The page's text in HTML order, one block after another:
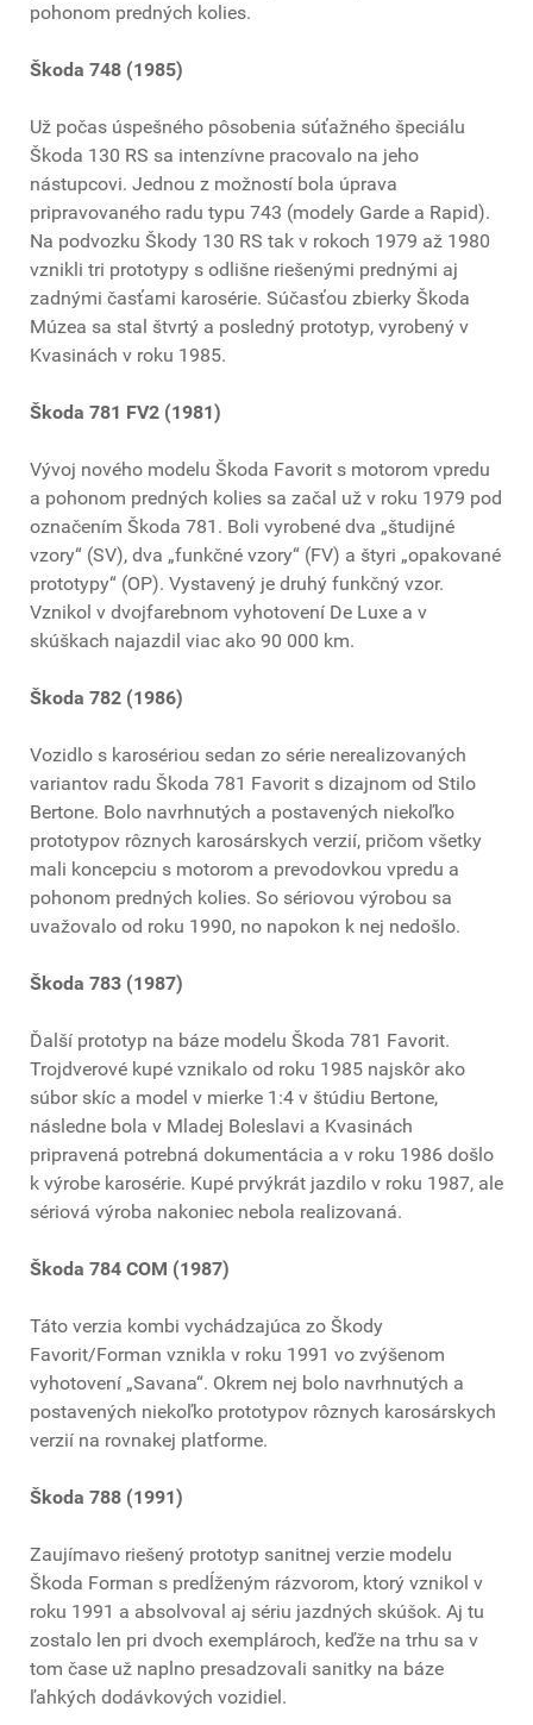
pohonom predných kolies.
Škoda 748 (1985)
Už počas úspešného pôsobenia súťažného špeciálu
Škoda 130 RS sa intenzívne pracovalo na jeho
nástupcovi. Jednou z možností bola úprava
pripravovaného radu typu 743 (modely Garde a Rapid).
Na podvozku Škody 130 RS tak v rokoch 1979 až 1980
vznikli tri prototypy s odlišne riešenými prednými aj
zadnými časťami karosérie. Súčasťou zbierky Škoda
Múzea sa stal štvrtý a posledný prototyp, vyrobený v
Kvasinách v roku 1985.
Škoda 781 FV2 (1981)
Vývoj nového modelu Škoda Favorit s motorom vpredu
a pohonom predných kolies sa začal už v roku 1979 pod
označením Škoda 781. Boli vyrobené dva „študijné
vzory“ (SV), dva „funkčné vzory“ (FV) a štyri „opakované
prototypy“ (OP). Vystavený je druhý funkčný vzor.
Vznikol v dvojfarebnom vyhotovení De Luxe a v
skúškach najazdil viac ako 90 000 km.
Škoda 782 (1986)
Vozidlo s karosériou sedan zo série nerealizovaných
variantov radu Škoda 781 Favorit s dizajnom od Stilo
Bertone. Bolo navrhnutých a postavených niekoľko
prototypov rôznych karosárskych verzií, pričom všetky
mali koncepciu s motorom a prevodovkou vpredu a
pohonom predných kolies. So sériovou výrobou sa
uvažovalo od roku 1990, no napokon k nej nedošlo.
Škoda 783 (1987)
Ďalší prototyp na báze modelu Škoda 781 Favorit.
Trojdverové kupé vznikalo od roku 1985 najskôr ako
súbor skíc a model v mierke 1:4 v štúdiu Bertone,
následne bola v Mladej Boleslavi a Kvasinách
pripravená potrebná dokumentácia a v roku 1986 došlo
k výrobe karosérie. Kupé prvýkrát jazdilo v roku 1987, ale
sériová výroba nakoniec nebola realizovaná.
Škoda 784 COM (1987)
Táto verzia kombi vychádzajúca zo Škody
Favorit/Forman vznikla v roku 1991 vo zvýšenom
vyhotovení „Savana“. Okrem nej bolo navrhnutých a
postavených niekoľko prototypov rôznych karosárskych
verzií na rovnakej platforme.
Škoda 788 (1991)
Zaujímavo riešený prototyp sanitnej verzie modelu
Škoda Forman s predĺženým rázvorom, ktorý vznikol v
roku 1991 a absolvoval aj sériu jazdných skúšok. Aj tu
zostalo len pri dvoch exemplároch, keďže na trhu sa v
tom čase už naplno presadzovali sanitky na báze
ľahkých dodávkových vozidiel.